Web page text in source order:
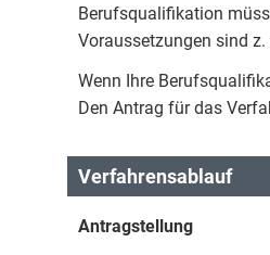
Berufsqualifikation
Voraussetzungen sind
Wenn Ihre
Den Antrag für das
Verfahrensablauf
Antragstellung